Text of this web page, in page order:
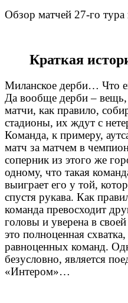
Обзор матчей 27-го
Краткая
Миланское дерби… Что
Да вообще дерби –
матчи, как правило,
стадионы, их ждут с
Команда, к примеру,
матч за матчем в
соперник из этого же
одному, что такая
выиграет его у той,
спустя рукава. Как
команда превосходит
головы и уверена в
это полноценная
равноценных команд.
безусловно, является
«Интером»…